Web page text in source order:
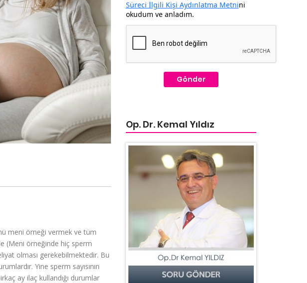
meni örneği vermek ve tüm
(Meni örneğinde hiç sperm
olması gerekebilmektedir. Bu
Yine sperm sayısının
ay ilaç kullandığı durumlar
Süreci İlgili Kişi Aydınlatma Metnini
okudum ve anladım.
Gönder
Op. Dr. Kemal Yıldız